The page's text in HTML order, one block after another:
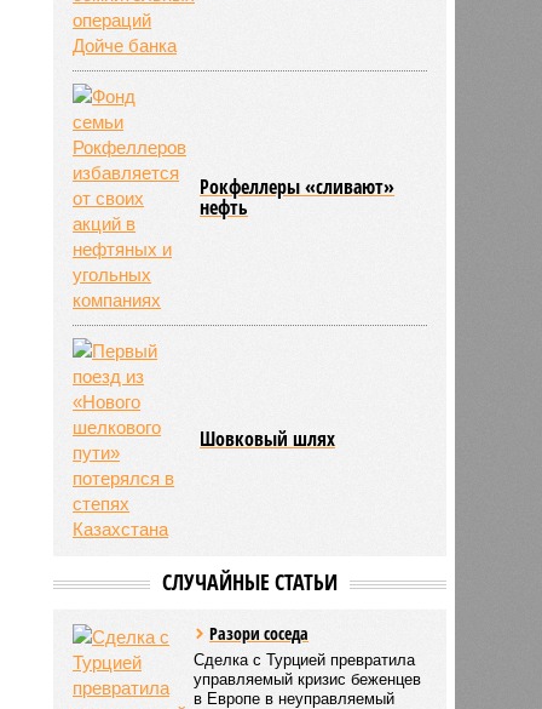
Рокфеллеры «сливают»
нефть
Шовковый шлях
СЛУЧАЙНЫЕ СТАТЬИ
Разори соседа
Сделка с Турцией превратила
управляемый кризис беженцев
в Европе в неуправляемый